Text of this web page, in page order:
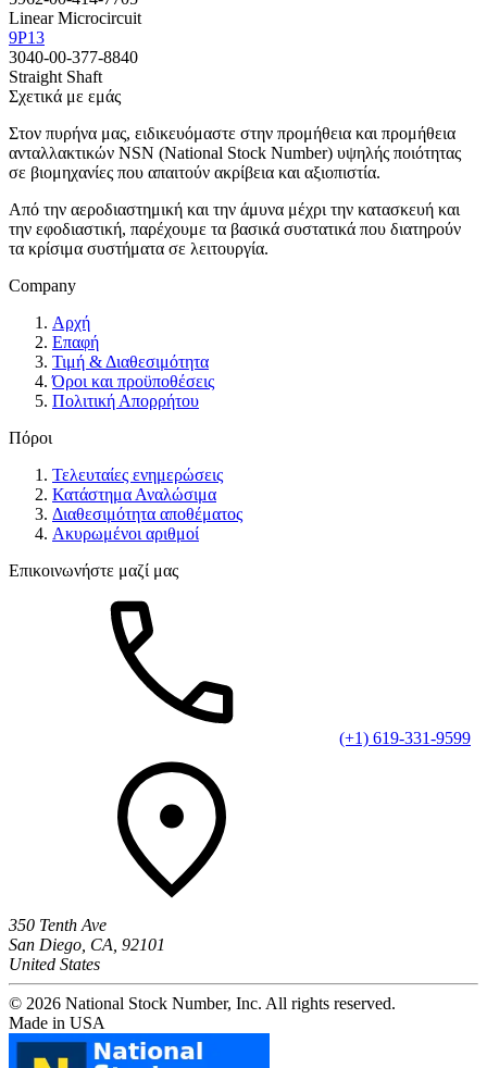
Linear Microcircuit
9P13
3040-00-377-8840
Straight Shaft
Σχετικά με εμάς
Στον πυρήνα μας, ειδικευόμαστε στην προμήθεια και προμήθεια
ανταλλακτικών NSN (National Stock Number) υψηλής ποιότητας
σε βιομηχανίες που απαιτούν ακρίβεια και αξιοπιστία.
Από την αεροδιαστημική και την άμυνα μέχρι την κατασκευή και
την εφοδιαστική, παρέχουμε τα βασικά συστατικά που διατηρούν
τα κρίσιμα συστήματα σε λειτουργία.
Company
Αρχή
Επαφή
Τιμή & Διαθεσιμότητα
Όροι και προϋποθέσεις
Πολιτική Απορρήτου
Πόροι
Τελευταίες ενημερώσεις
Κατάστημα Αναλώσιμα
Διαθεσιμότητα αποθέματος
Ακυρωμένοι αριθμοί
Επικοινωνήστε μαζί μας
(+1) 619-331-9599
350 Tenth Ave
San Diego, CA, 92101
United States
© 2026 National Stock Number, Inc. All rights reserved.
Made in USA